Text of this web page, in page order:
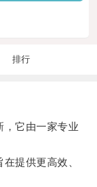
排行
它由一家专业
提供更高效、